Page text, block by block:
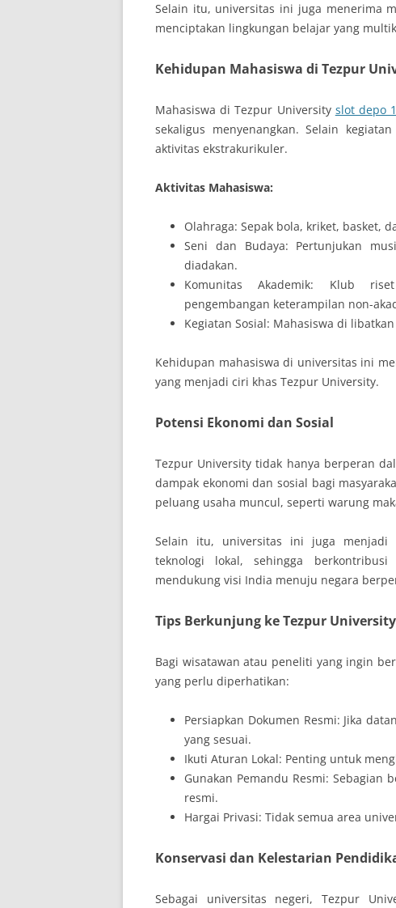
Selain itu, universitas ini juga menerima
menciptakan lingkungan belajar yang
Kehidupan Mahasiswa di Tezpur
Mahasiswa di Tezpur University slot depo
sekaligus menyenangkan. Selain
aktivitas ekstrakurikuler.
Aktivitas Mahasiswa:
Olahraga: Sepak bola, kriket, basket,
Seni dan Budaya: Pertunjukan
diadakan.
Komunitas Akademik: Klub
pengembangan keterampilan non-
Kegiatan Sosial: Mahasiswa di
Kehidupan mahasiswa di universitas ini
yang menjadi ciri khas Tezpur University.
Potensi Ekonomi dan Sosial
Tezpur University tidak hanya berperan
dampak ekonomi dan sosial bagi
peluang usaha muncul, seperti warung
Selain itu, universitas ini juga menjadi
teknologi lokal, sehingga
mendukung visi India menuju negara
Tips Berkunjung ke Tezpur University
Bagi wisatawan atau peneliti yang ingin
yang perlu diperhatikan:
Persiapkan Dokumen Resmi: Jika
yang sesuai.
Ikuti Aturan Lokal: Penting untuk
Gunakan Pemandu Resmi:
resmi.
Hargai Privasi: Tidak semua area
Konservasi dan Kelestarian
Sebagai universitas negeri, Tezpur